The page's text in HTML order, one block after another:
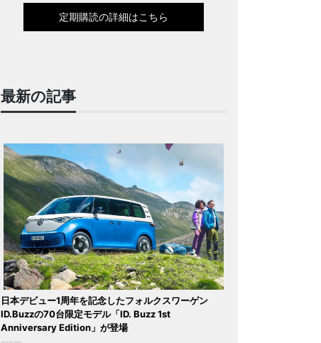
定期購読の詳細はこちら
最新の記事
日本デビュー1周年を記念したフォルクスワーゲン
ID.Buzzの70台限定モデル「ID. Buzz 1st
Anniversary Edition」が登場